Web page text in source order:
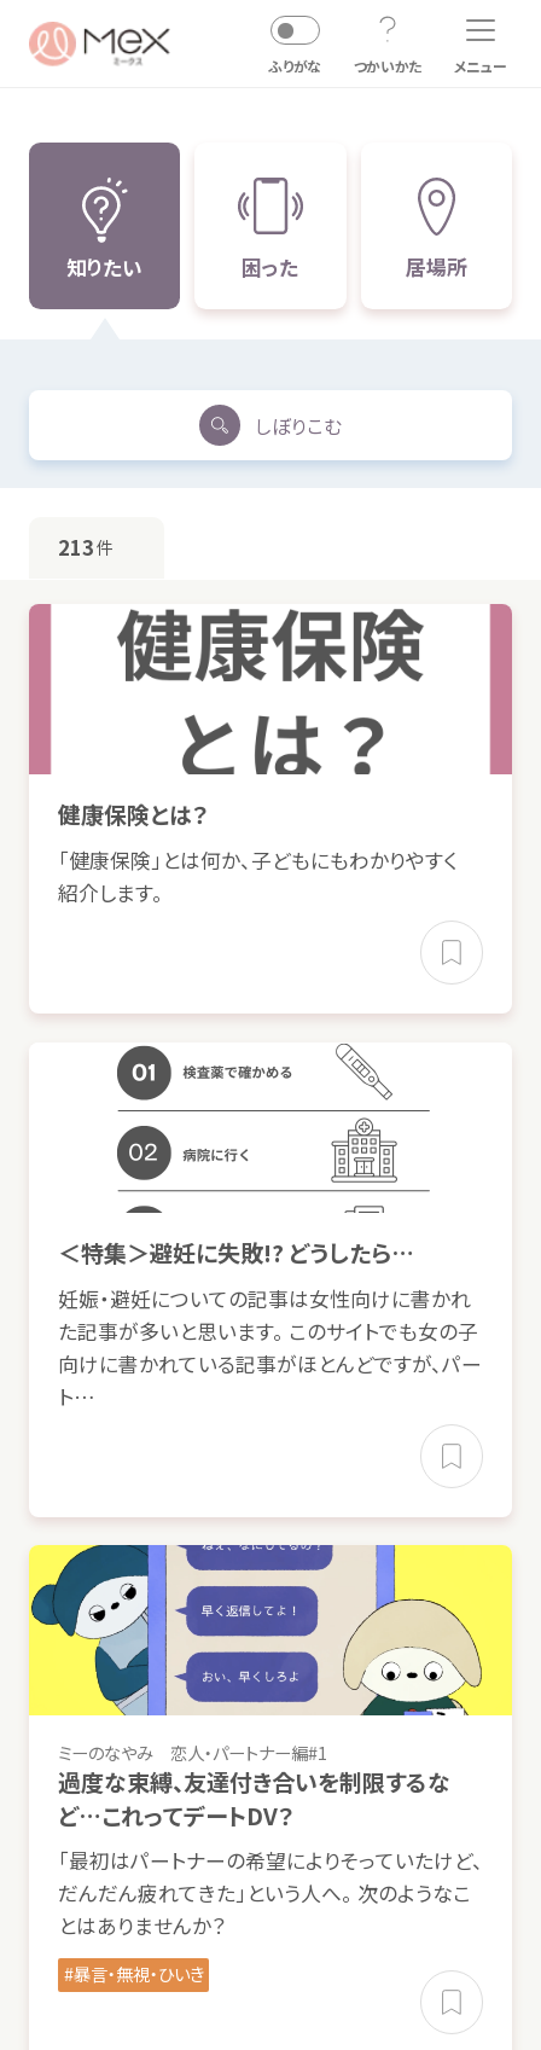
困 居場所
つかいかた サイトについて
お お らせ
利用規約 寄付のお願い
サービスとは
Mexへのお問い合わせ
ふりがな つかいかた メニュー
知りたい
しぼりこむ
暴言・
塾 習
学校以外
恋人
・わいせつ
・親戚 学校 友達・先生
・パートナー その 他
塾 習 事
先生
学校
以外 友達
こころ・からだ
心身の不調
悩
不
怪我
除
性の悩み
性欲 性器
悩
妊娠
（したかも）
食事
進学・中退 働く
親の離婚・再婚 生活・住まい
その他
ネットトラブル 金銭トラブル
架空請求
金
貸 借
非行 自身
加害者
事件
起
加害者
家族
奨学金 税金
病気・病院 体験談・インタビュー
動画つき
知りたい 困った 居場所
しぼりこむ
213件
健康保険とは？
「健康保険」とは何か、子どもにもわかりやすく
紹介します。
＜特集＞避妊に失敗!? どうしたら…
妊娠・避妊についての記事は女性向けに書かれ
た記事が多いと思います。 このサイトでも女の子
向けに書かれている記事がほとんどですが、パー
ト…
ミーのなやみ 恋人・パートナー編#1
過度な束縛、友達付き合いを制限するな
ど…これってデートDV？
「最初はパートナーの希望によりそっていたけど、
だんだん疲れてきた」という人へ。 次のようなこ
とはありませんか？
暴言・無視・ひいき